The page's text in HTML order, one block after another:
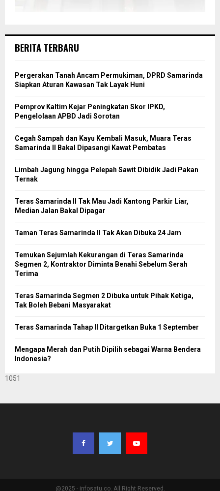
BERITA TERBARU
Pergerakan Tanah Ancam Permukiman, DPRD Samarinda
Siapkan Aturan Kawasan Tak Layak Huni
Pemprov Kaltim Kejar Peningkatan Skor IPKD,
Pengelolaan APBD Jadi Sorotan
Cegah Sampah dan Kayu Kembali Masuk, Muara Teras
Samarinda II Bakal Dipasangi Kawat Pembatas
Limbah Jagung hingga Pelepah Sawit Dibidik Jadi Pakan
Ternak
Teras Samarinda II Tak Mau Jadi Kantong Parkir Liar,
Median Jalan Bakal Dipagar
Taman Teras Samarinda II Tak Akan Dibuka 24 Jam
Temukan Sejumlah Kekurangan di Teras Samarinda
Segmen 2, Kontraktor Diminta Benahi Sebelum Serah
Terima
Teras Samarinda Segmen 2 Dibuka untuk Pihak Ketiga,
Tak Boleh Bebani Masyarakat
Teras Samarinda Tahap II Ditargetkan Buka 1 September
Mengapa Merah dan Putih Dipilih sebagai Warna Bendera
Indonesia?
1051
@2025 - infosatu.co. All Right Reserved.